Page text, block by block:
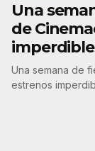
Una
de
Una semana de
estrenos